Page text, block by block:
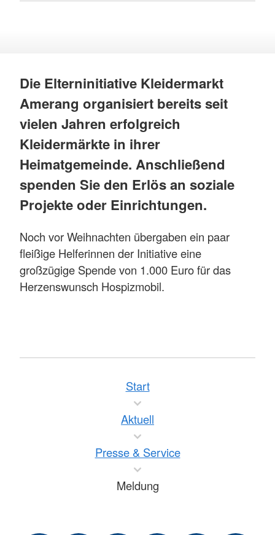
Die Elterninitiative Kleidermarkt
Amerang organisiert bereits seit
vielen Jahren erfolgreich
Kleidermärkte in ihrer
Heimatgemeinde. Anschließend
spenden Sie den Erlös an soziale
Projekte oder Einrichtungen.
Noch vor Weihnachten übergaben ein paar
fleißige Helferinnen der Initiative eine
großzügige Spende von 1.000 Euro für das
Herzenswunsch Hospizmobil.
Start
Aktuell
Presse & Service
Meldung